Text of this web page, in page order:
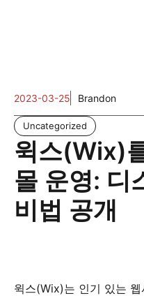
2023-03-25 Brandon
Uncategorized
윅스(Wix)
몰 운영: 디
비법 공개
윅스(Wix)는 인기 있는